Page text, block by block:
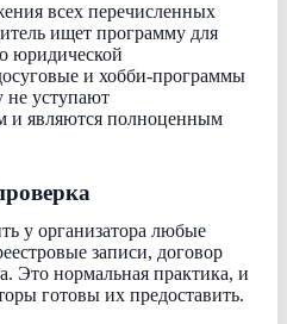
всех перечисленных
ищет программу для
юридической
и хобби-программы
не уступают
и являются полноценным
у организатора любые
записи, договор
Это нормальная практика, и
готовы их предоставить.